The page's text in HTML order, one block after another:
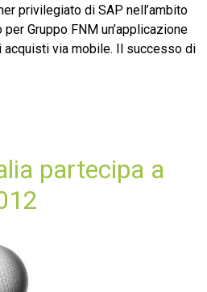
privilegiato di SAP nell’ambito
Gruppo FNM un’applicazione
via mobile. Il successo di
partecipa a